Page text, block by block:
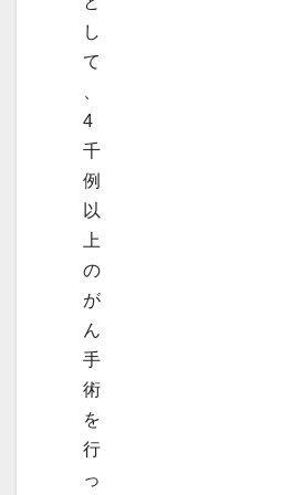
し
て
4
千
例
以
上
の
が
ん
手
術
を
行
っ